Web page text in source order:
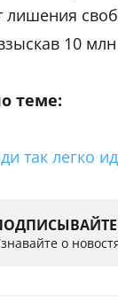
лишения
10
теме:
так легко
о